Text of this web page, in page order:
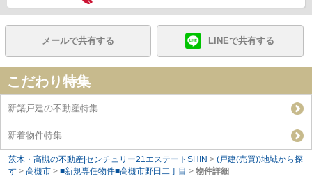
メールで共有する LINEで共有する
こだわり特集
新築戸建の不動産特集
新着物件特集
茨木・高槻の不動産|センチュリー21エステートSHIN > (戸建(売買))地域から探
す > 高槻市 > ■新規専任物件■高槻市野田二丁目 > 物件詳細